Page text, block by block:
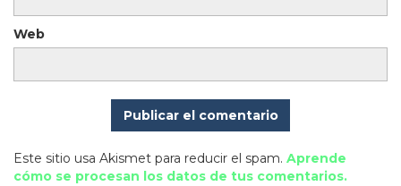
Web
Este sitio usa Akismet para reducir el spam. Aprende
cómo se procesan los datos de tus comentarios.